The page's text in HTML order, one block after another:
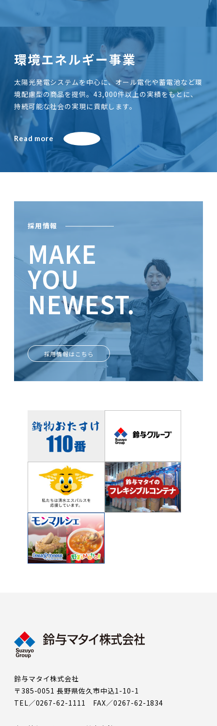
環境エネルギー事業
太陽光発電システムを中心に、オール電化や蓄電池など環
境配慮型の商品を提供。43,000件以上の実績をもとに、
持続可能な社会の実現に貢献します。
Read more
採用情報
MAKE
YOU
NEWEST.
ときめきがあなたを輝かせる
採用情報はこちら
鈴与マタイ株式会社
〒385-0051 長野県佐久市中込1-10-1
TEL／0267-62-1111 FAX／0267-62-1834